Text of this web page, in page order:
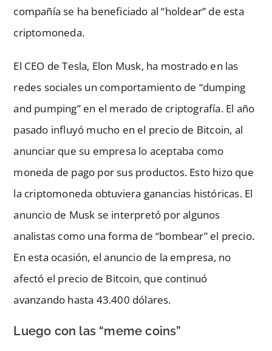
compañía se ha beneficiado al “holdear” de esta
criptomoneda.
El CEO de Tesla, Elon Musk, ha mostrado en las
redes sociales un comportamiento de “dumping
and pumping” en el merado de criptografía. El año
pasado influyó mucho en el precio de Bitcoin, al
anunciar que su empresa lo aceptaba como
moneda de pago por sus productos. Esto hizo que
la criptomoneda obtuviera ganancias históricas. El
anuncio de Musk se interpretó por algunos
analistas como una forma de “bombear” el precio.
En esta ocasión, el anuncio de la empresa, no
afectó el precio de Bitcoin, que continuó
avanzando hasta 43.400 dólares.
Luego con las “meme coins”